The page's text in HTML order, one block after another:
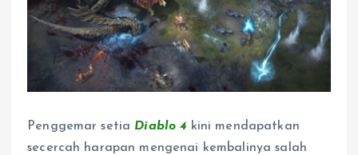
Penggemar setia Diablo 4 kini mendapatkan
secercah harapan mengenai kembalinya salah